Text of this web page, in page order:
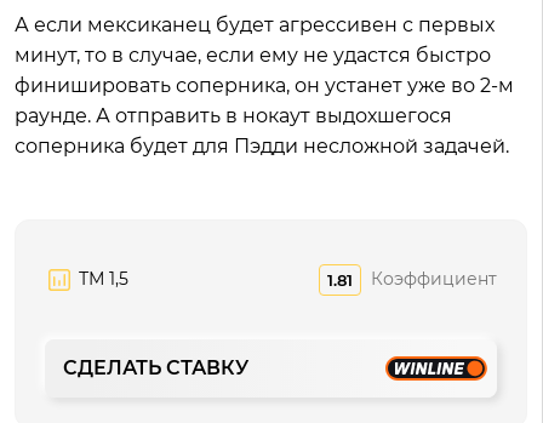
А если мексиканец будет агрессивен с первых
минут, то в случае, если ему не удастся быстро
финишировать соперника, он устанет уже во 2-м
раунде. А отправить в нокаут выдохшегося
соперника будет для Пэдди несложной задачей.
ТМ 1,5 1.81 Коэффициент
СДЕЛАТЬ СТАВКУ